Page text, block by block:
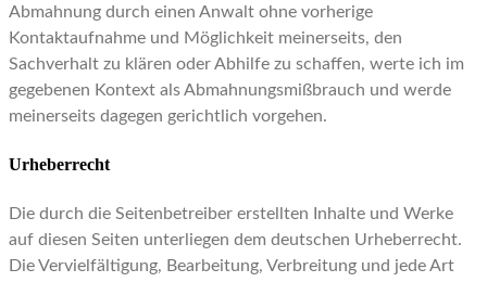
Abmahnung durch einen Anwalt ohne vorherige
Kontaktaufnahme und Möglichkeit meinerseits, den
Sachverhalt zu klären oder Abhilfe zu schaffen, werte ich im
gegebenen Kontext als Abmahnungsmißbrauch und werde
meinerseits dagegen gerichtlich vorgehen.
Urheberrecht
Die durch die Seitenbetreiber erstellten Inhalte und Werke
auf diesen Seiten unterliegen dem deutschen Urheberrecht.
Die Vervielfältigung, Bearbeitung, Verbreitung und jede Art